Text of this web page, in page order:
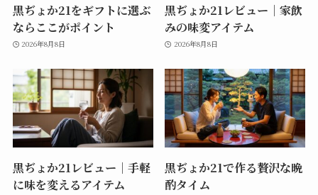
黒ぢょか21をギフトに選ぶ
ならここがポイント
2026年8月8日
黒ぢょか21レビュー｜家飲
みの味変アイテム
2026年8月8日
黒ぢょか21レビュー｜手軽
に味を変えるアイテム
黒ぢょか21で作る贅沢な晩
酌タイム